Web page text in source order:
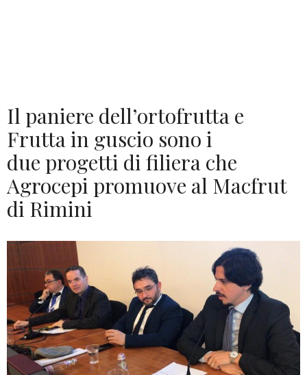
Il paniere dell’ortofrutta e
Frutta in guscio sono i
due progetti di filiera che
Agrocepi promuove al Macfrut
di Rimini